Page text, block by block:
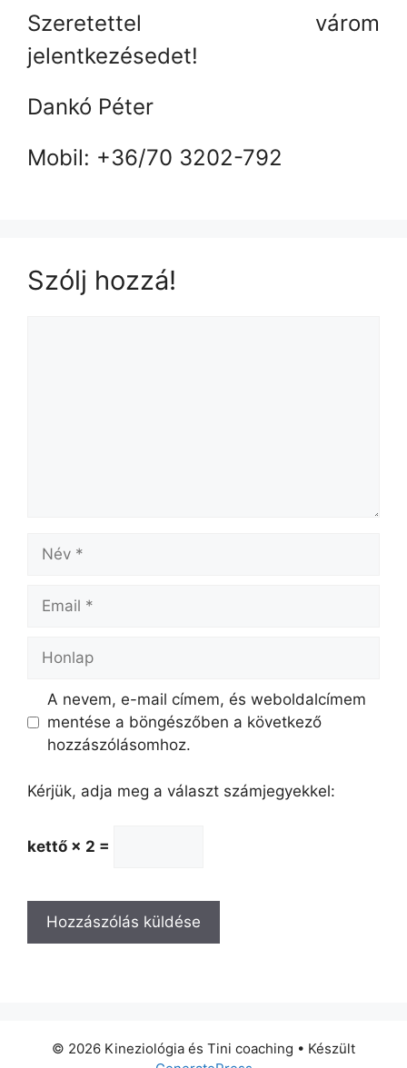
Szeretettel várom
jelentkezésedet!
Dankó Péter
Mobil: +36/70 3202-792
Szólj hozzá!
Név
Email
Honlap
A nevem, e-mail címem, és weboldalcímem
mentése a böngészőben a következő
hozzászólásomhoz.
Kérjük, adja meg a választ számjegyekkel:
kettő × 2 =
© 2026 Kineziológia és Tini coaching • Készült